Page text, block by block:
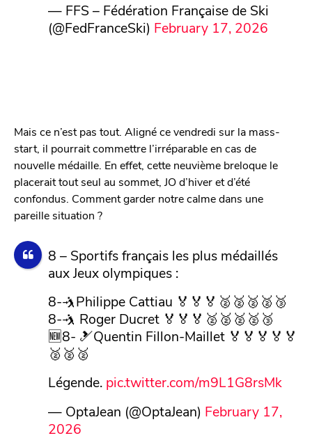
— FFS – Fédération Française de Ski
(@FedFranceSki) February 17, 2026
Mais ce n’est pas tout. Aligné ce vendredi sur la mass-
start, il pourrait commettre l’irréparable en cas de
nouvelle médaille. En effet, cette neuvième breloque le
placerait tout seul au sommet, JO d’hiver et d’été
confondus. Comment garder notre calme dans une
pareille situation ?
8 – Sportifs français les plus médaillés
aux Jeux olympiques :
8-🤺Philippe Cattiau 🏅🏅🏅🥈🥈🥈🥈🥉
8-🤺 Roger Ducret 🏅🏅🏅🥈🥈🥈🥈🥉
🆕8- 🎿Quentin Fillon-Maillet 🏅🏅🏅🏅🏅
🥈🥈🥈
Légende. pic.twitter.com/m9L1G8rsMk
— OptaJean (@OptaJean) February 17,
2026